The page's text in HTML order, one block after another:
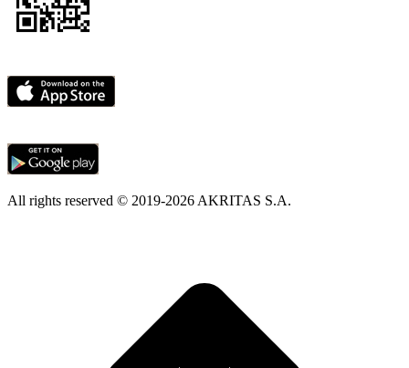
All rights reserved © 2019-2026 AKRITAS S.A.